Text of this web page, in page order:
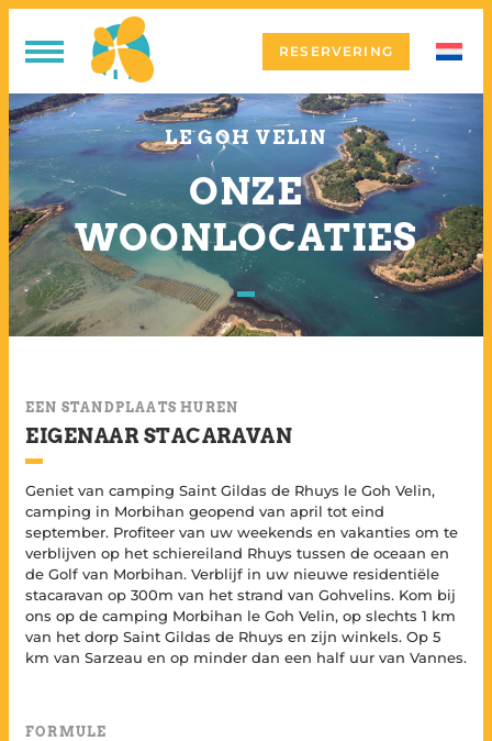
RESERVERING
LE GOH VELIN
ONZE
WOONLOCATIES
EEN STANDPLAATS HUREN
EIGENAAR STACARAVAN
Geniet van camping Saint Gildas de Rhuys le Goh Velin,
camping in Morbihan geopend van april tot eind
september. Profiteer van uw weekends en vakanties om te
verblijven op het schiereiland Rhuys tussen de oceaan en
de Golf van Morbihan. Verblijf in uw nieuwe residentiële
stacaravan op 300m van het strand van Gohvelins. Kom bij
ons op de camping Morbihan le Goh Velin, op slechts 1 km
van het dorp Saint Gildas de Rhuys en zijn winkels. Op 5
km van Sarzeau en op minder dan een half uur van Vannes.
FORMULE